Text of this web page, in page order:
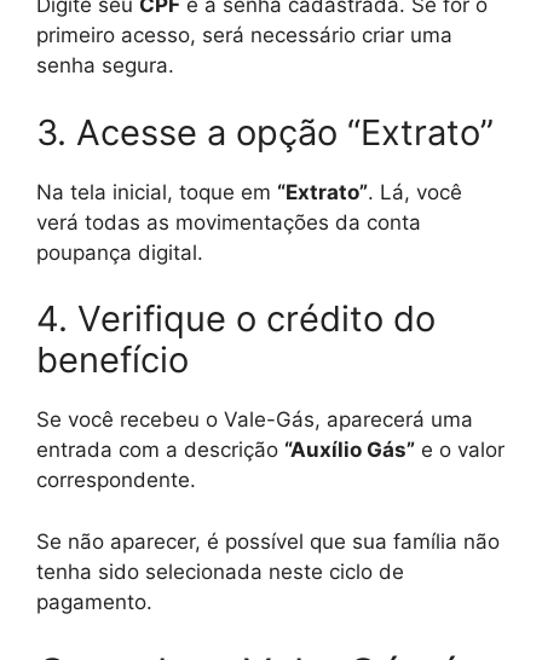
Digite seu CPF e a senha cadastrada. Se for o
primeiro acesso, será necessário criar uma
senha segura.
3. Acesse a opção “Extrato”
Na tela inicial, toque em “Extrato”. Lá, você
verá todas as movimentações da conta
poupança digital.
4. Verifique o crédito do
benefício
Se você recebeu o Vale-Gás, aparecerá uma
entrada com a descrição “Auxílio Gás” e o valor
correspondente.
Se não aparecer, é possível que sua família não
tenha sido selecionada neste ciclo de
pagamento.